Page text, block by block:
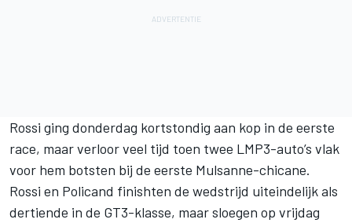
Rossi ging donderdag kortstondig aan kop in de eerste
race, maar verloor veel tijd toen twee LMP3-auto’s vlak
voor hem botsten bij de eerste Mulsanne-chicane.
Rossi en Policand finishten de wedstrijd uiteindelijk als
dertiende in de GT3-klasse, maar sloegen op vrijdag